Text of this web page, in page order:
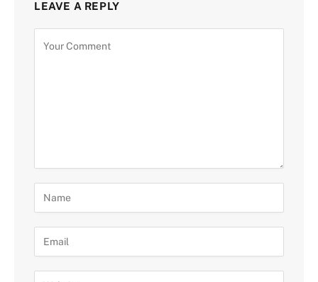
LEAVE A REPLY